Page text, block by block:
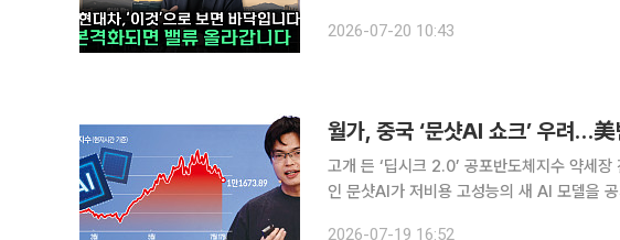
업은 아직 실적이 난 적도 없고 이제 걸음마 단
2026-07-20 10:43
월가, 중국 ‘문샷AI 쇼크’ 우려…
고개 든 ‘딥시크 2.0’ 공포반도체지수 약세
인 문샷AI가 저비용 고성능의 새 AI 모델을
2026-07-19 16:52